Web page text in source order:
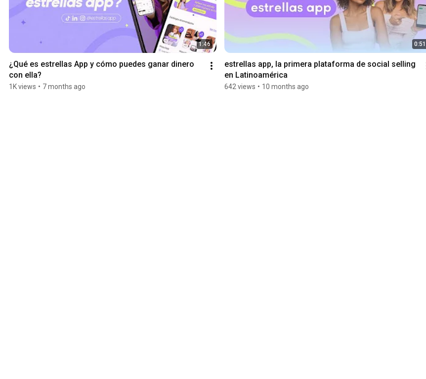
1:46
¿Qué es estrellas App y cómo puedes ganar dinero
con ella?
1K views • 7 months ago
0:51
estrellas app, la primera plataforma de social selling
en Latinoamérica
642 views • 10 months ago